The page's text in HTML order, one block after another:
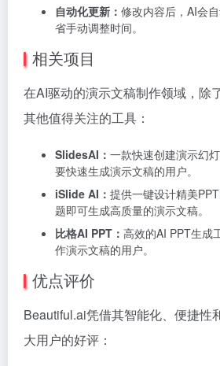
自动化更新： 修改内容后，AI会
省手动调整时间。
相关项目
在AI驱动的演示文稿制作领域，除
其他值得关注的工具：
SlidesAI： 一款快速创建演示幻
要快速生成演示文稿的用户。
iSlide AI： 提供一键设计精美
题即可生成高质量的演示文稿。
比格AI PPT： 高效的AI PPT生成
作演示文稿的用户。
优点评价
Beautiful.ai凭借其智能化、便捷性
大用户的好评：